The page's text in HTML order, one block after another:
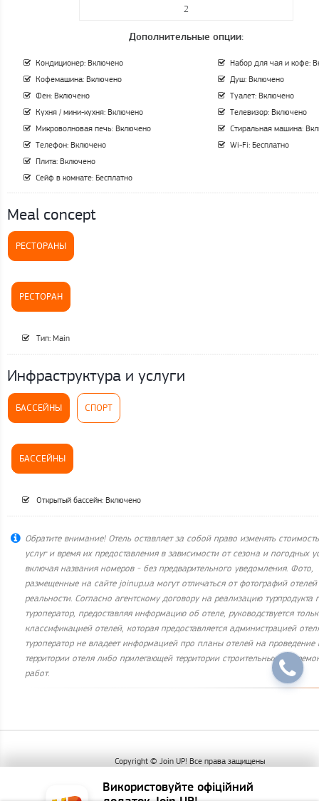
2
Дополнительные опции:
Кондиционер: Включено
Кофемашина: Включено
Фен: Включено
Кухня / мини-кухня: Включено
Микроволновая печь: Включено
Телефон: Включено
Плита: Включено
Сейф в комнате: Бесплатно
Набор для чая и кофе:
Душ: Включено
Туалет: Включено
Телевизор: Включено
Стиральная машина:
Wi-Fi: Бесплатно
Meal concept
РЕСТОРАНЫ
РЕСТОРАН
Тип: Main
Инфраструктура и услуги
БАССЕЙНЫ СПОРТ
БАССЕЙНЫ
Открытый бассейн: Включено
Обратите внимание! Отель оставляет за собой право изменять
услуг и время их предоставления в зависимости от сезона и погодных
включая названия номеров - без предварительного уведомления. Фото,
размещенные на сайте joinup.ua могут отличаться от фотографий отелей
реальности. Согласно агентскому договору на реализацию турпродукта
туроператор, предоставляя информацию об отеле, руководствуется
классификацией отелей, которая предоставляется администрацией
туроператор не владеет информацией про планы отелей на проведение
территории отеля либо прилегающей территории строительных или
работ.
Copyright © Join UP! Все права защищены
Використовуйте офіційний
додаток Join UP!